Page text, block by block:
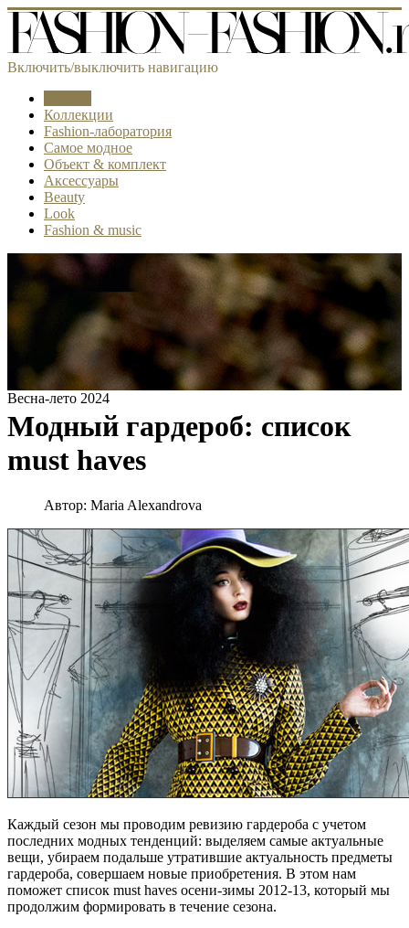
Включить/выключить навигацию
Коллекции
Fashion-лаборатория
Самое модное
Объект & комплект
Аксессуары
Beauty
Look
Fashion & music
Весна-лето 2024
Модный гардероб: список
must haves
Автор: Maria Alexandrova
Каждый сезон мы проводим ревизию гардероба с учетом
последних модных тенденций: выделяем самые актуальные
вещи, убираем подальше утратившие актуальность предметы
гардероба, совершаем новые приобретения. В этом нам
поможет список must haves осени-зимы 2012-13, который мы
продолжим формировать в течение сезона.